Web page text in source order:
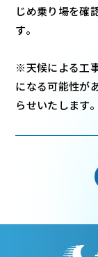
じめ乗り場を確
す。
※天候による工
になる可能性が
らせいたします。